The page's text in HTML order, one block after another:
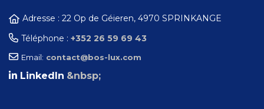
Adresse : 22 Op de Géieren, 4970 SPRINKANGE
Téléphone : +352 26 59 69 43
Email: contact@bos-lux.com
LinkedIn &nbsp;